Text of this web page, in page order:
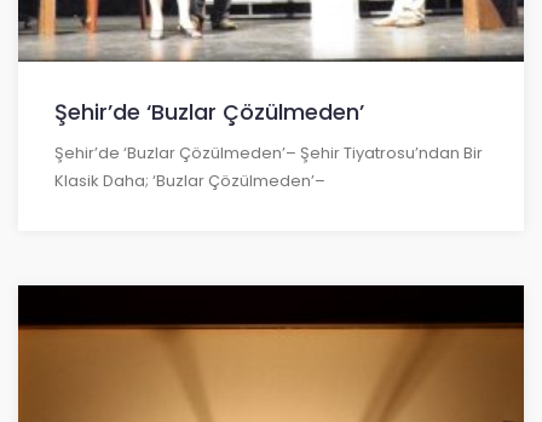
Şehir’de ‘Buzlar Çözülmeden’
Şehir’de ‘Buzlar Çözülmeden’– Şehir Tiyatrosu’ndan Bir
Klasik Daha; ‘Buzlar Çözülmeden’–